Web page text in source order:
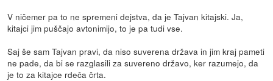
V ničemer pa to ne spremeni dejstva, da je Tajvan kitajski. Ja,
kitajci jim puščajo avtonimijo, to je pa tudi vse.
Saj še sam Tajvan pravi, da niso suverena država in jim kraj pameti
ne pade, da bi se razglasili za suvereno državo, ker razumejo, da
je to za kitajce rdeča črta.